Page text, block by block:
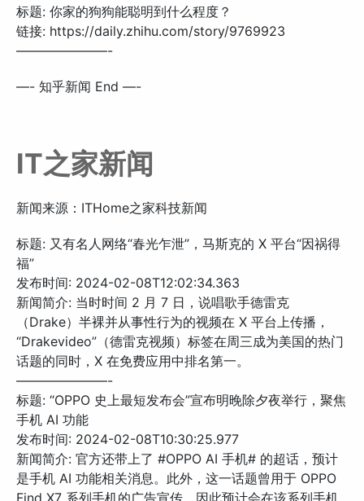
标题: 你家的狗狗能聪明到什么程度？
链接: https://daily.zhihu.com/story/9769923
———————-
—- 知乎新闻 End —-
IT之家新闻
新闻来源：ITHome之家科技新闻
标题: 又有名人网络“春光乍泄”，马斯克的 X 平台“因祸得
福”
发布时间: 2024-02-08T12:02:34.363
新闻简介: 当时时间 2 月 7 日，说唱歌手德雷克
（Drake）半裸并从事性行为的视频在 X 平台上传播，
“Drakevideo”（德雷克视频）标签在周三成为美国的热门
话题的同时，X 在免费应用中排名第一。
———————-
标题: “OPPO 史上最短发布会”宣布明晚除夕夜举行，聚焦
手机 AI 功能
发布时间: 2024-02-08T10:30:25.977
新闻简介: 官方还带上了 #OPPO AI 手机# 的超话，预计
是手机 AI 功能相关消息。此外，这一话题曾用于 OPPO